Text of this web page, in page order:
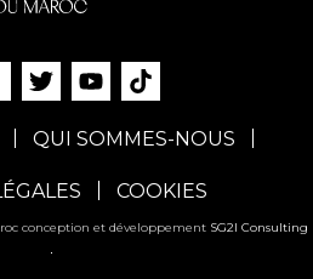
QUI SOMMES-NOUS
COOKIES
conception et développement SG2I Consulting